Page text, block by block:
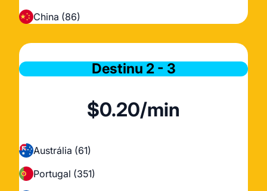
China (86)
Destinu 2 - 3
$0.20/min
Austrália (61)
Portugal (351)